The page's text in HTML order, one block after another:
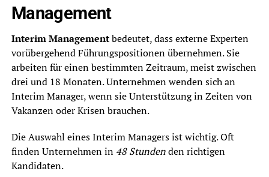
Management
Interim Managementbedeutet, dass externe Experten
vorübergehend Führungspositionen übernehmen. Sie
arbeiten für einen bestimmten Zeitraum, meist zwischen
drei und 18 Monaten. Unternehmen wenden sich an
Interim Manager, wenn sie Unterstützung in Zeiten von
Vakanzen oder Krisen brauchen.
Die Auswahl eines Interim Managers ist wichtig. Oft
finden Unternehmen in 48 Stundenden richtigen
Kandidaten.